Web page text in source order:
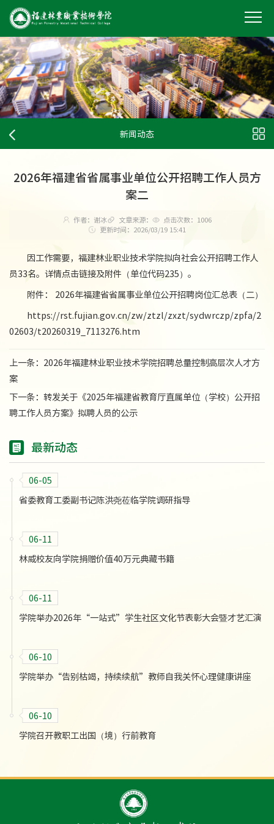
新闻动态
2026年福建省省属事业单位公开招聘工作人员方
案二
作者：谢冰 文章来源： 点击次数： 1006
更新时间：2026/03/19 15:41
因工作需要，福建林业职业技术学院拟向社会公开招聘工作人
员33名。详情点击链接及附件（单位代码235）。
附件： 2026年福建省省属事业单位公开招聘岗位汇总表（二）
https://rst.fujian.gov.cn/zw/ztzl/zxzt/sydwrczp/zpfa/2
02603/t20260319_7113276.htm
上一条： 2026年福建林业职业技术学院招聘总量控制高层次人才方
案
下一条： 转发关于《2025年福建省教育厅直属单位（学校）公开招
聘工作人员方案》拟聘人员的公示
最新动态
06-05
省委教育工委副书记陈洪尧莅临学院调研指导
06-11
林威校友向学院捐赠价值40万元典藏书籍
06-11
学院举办2026年“一站式”学生社区文化节表彰大会暨才艺汇演
06-10
学院举办“告别枯竭，持续续航”教师自我关怀心理健康讲座
06-10
学院召开教职工出国（境）行前教育